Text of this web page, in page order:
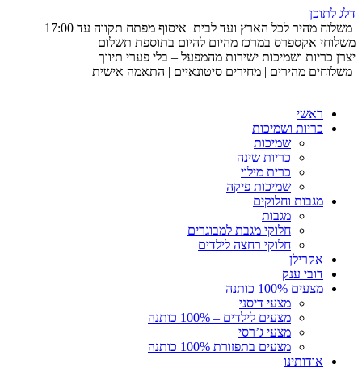
דלג לתוכן
משלוח מהיר לכל הארץ ועד לבית איסוף מפתח תקווה עד 17:00
משלוחי אקספרס במרכז מהיום להיום בתוספת תשלום
יצרן כריות ושמיכות ישירות מהמפעל – בלי פערי תיווך
משלוחים מהירים | מחירים סיטונאיים | התאמה אישית
ראשי
כריות ושמיכות
שמיכות
כריות שינה
כרית מילוי
שמיכות פיקה
מגבות וחלוקים
מגבות
חלוקי מגבת למבוגרים
חלוקי רחצה לילדים
אקרילן
דובי ענק
מצעים 100% כותנה
מצעי דיסני
מצעים לילדים – 100% כותנה
מצעי ג’רסי
מצעים בתפזורת 100% כותנה
אודותינו